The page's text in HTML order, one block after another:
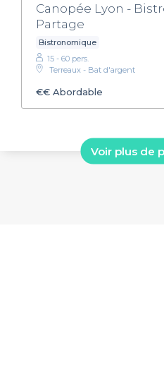
Canopée Lyon -
Partage
Bistronomique
15 - 60 pers.
Terreaux - Bat d'argent
€€ Abordable
Voir plus de